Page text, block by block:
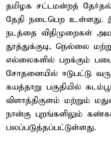
தமிழக சட்டமன்றத்
தேதி நடைபெற உள்ளது.
நடத்தை விதிமுறைகள்
தூத்துக்குடி, நெல்லை
எல்லைகளில் பறக்கும்
சோதனையில் ஈடுபட்டு
கயத்தாறு பகுதியில்
விளாத்திகுளம் மற்றும்
நான்கு புறங்களிலும்
பலப்படுத்தப்பட்டுள்ளது.